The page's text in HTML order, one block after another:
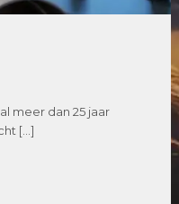
meer dan 25 jaar
[…]